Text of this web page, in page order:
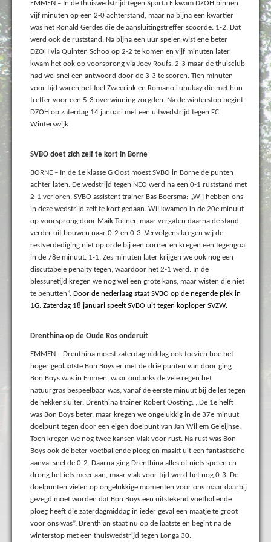
EMMEN – In de thuiswedstrijd tegen Sparta E kwam DZOH binnen
vijf minuten op een 2-0 achterstand, maar na bijna een kwartier
was het Ronald Gerdes die de aansluitingstreffer scoorde. 1-2. Dat
werd ook de ruststand. Na bijna een uur spelen wist ene beter
DZOH via Quinten Schoo op 2-2 te komen en vijf minuten later
kwam het ook op voorsprong via Joey Roufs. 2-3 maar de thuisclub
had wel snel een antwoord door de 3-3 te scoren. Tien minuten
voor tijd waren het Joel Zweerink en Romano Luhukay die met hun
treffer voor een 5-3 overwinning zorgden. Na de winterstop begint
DZOH op zaterdag 14 januari met een uitwedstrijd tegen FC
Winterswijk
SVBO doet zich zelf te kort in Borne
BORNE – In de 1e klasse G Oost moest SVBO in Borne de punten
achter laten. De wedstrijd tegen NEO werd na een 0-1 ruststand met
2-1 verloren. SVBO assistent trainer Bas Boersma: ,,Wij hebben ons
in deze wedstrijd zelf te kort gedaan. Wij kwamen in de 20e minuut
op voorsprong door Maik Tollner, maar vergaten daarna de stand
verder uit bouwen naar 0-2 en 0-3. Vervolgens kregen wij de
restverdediging niet op orde bij een corner en kregen een tegengoal
in de 78e minuut. 1-1. Zes minuten later krijgen we ook nog een
discutabele penalty tegen, waardoor het 2-1 werd. In de
blessuretijd kregen we nog wel een grote kans, maar wisten die niet
te benutten”. Door de nederlaag staat SVBO op de negende plek in
1G. Zaterdag 18 januari speelt SVBO uit tegen koploper SVZW.
Drenthina op de Oude Ros onderuit
EMMEN – Drenthina moest zaterdagmiddag ook toezien hoe het
hoger geplaatste Bon Boys er met de drie punten van door ging.
Bon Boys was in Emmen, waar ondanks de vele regen het
natuurgras bespeelbaar was, vanaf de eerste minuut bij de les tegen
de hekkensluiter. Drenthina trainer Robert Oosting: ,,De 1e helft
was Bon Boys beter, maar kregen we ongelukkig in de 37e minuut
doelpunt tegen door een eigen doelpunt van Jan Willem Geleijnse.
Toch kregen we nog twee kansen vlak voor rust. Na rust was Bon
Boys ook de beter voetballende ploeg en maakt uit een fantastische
aanval snel de 0-2. Daarna ging Drenthina alles of niets spelen en
drong het iets meer aan, maar vlak voor tijd werd het nog 0-3. De
doelpunten vielen op ongelukkige momenten voor ons maar daarbij
gezegd moet worden dat Bon Boys een uitstekend voetballende
ploeg heeft die zaterdagmiddag in ieder geval een maatje te groot
voor ons was”. Drenthian staat nu op de laatste en begint na de
winterstop met een thuiswedstrijd tegen Longa 30.